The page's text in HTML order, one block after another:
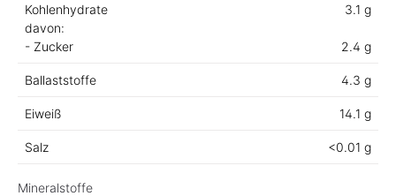
Kohlenhydrate
davon:
- Zucker
3.1 g
2.4 g
Ballaststoffe 4.3 g
Eiweiß 14.1 g
Salz <0.01 g
Mineralstoffe